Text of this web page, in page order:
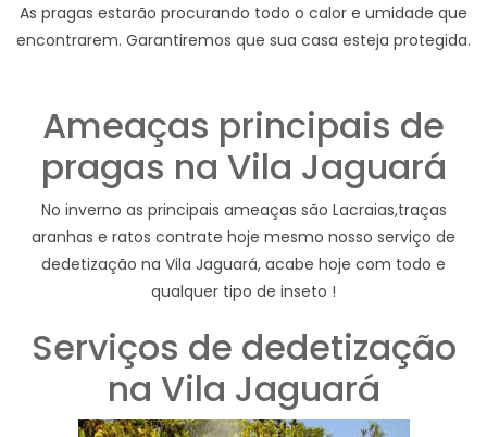
As pragas estarão procurando todo o calor e umidade que
encontrarem. Garantiremos que sua casa esteja protegida.
Ameaças principais de
pragas na Vila Jaguará
No inverno as principais ameaças são Lacraias,traças
aranhas e ratos contrate hoje mesmo nosso serviço de
dedetização na Vila Jaguará, acabe hoje com todo e
qualquer tipo de inseto !
Serviços de dedetização
na Vila Jaguará